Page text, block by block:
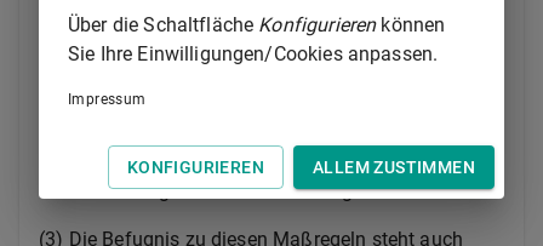
Auferlegung der Kosten und die Festsetzung eines
Ordnungsmittels nur dann, wenn glaubhaft gemacht
Entschuldigung kein Verschulden trifft. Wird der
werden die getroffenen Anordnungen unter den
Voraussetzungen des Satzes 2 aufgehoben.
(3) Die Befugnis zu diesen Maßregeln steht auch
Über die Schaltfläche Konfigurierenkönnen
Sie Ihre Einwilligungen/Cookies anpassen.
Impressum
KONFIGURIEREN ALLEM ZUSTIMMEN